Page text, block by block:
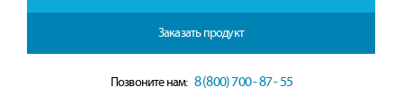
Заказать продукт
Позвоните нам: 8 (800) 700 - 87 - 55